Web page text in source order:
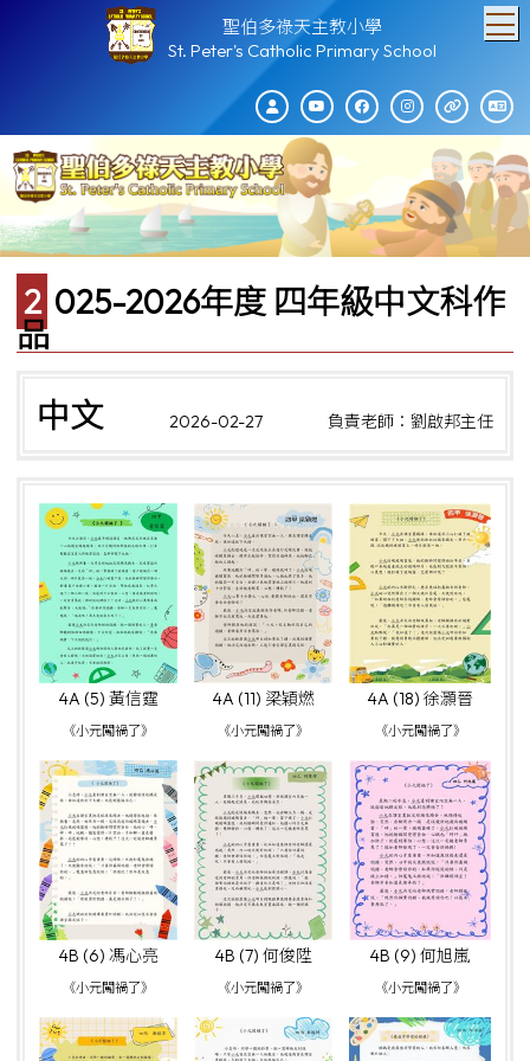
聖伯多祿天主教小學
St. Peter's Catholic Primary School
2025-2026年度 四年級中文科作
品
中文
2026-02-27 負責老師：劉啟邦主任
4A (5) 黃信霆
《小元闖禍了》
4A (11) 梁穎燃
《小元闖禍了》
4A (18) 徐灝晉
《小元闖禍了》
4B (6) 馮心亮
《小元闖禍了》
4B (7) 何俊陞
《小元闖禍了》
4B (9) 何旭嵐
《小元闖禍了》